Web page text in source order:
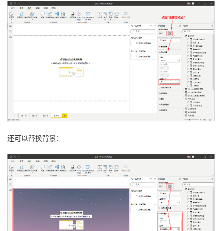
还可以替换背景：